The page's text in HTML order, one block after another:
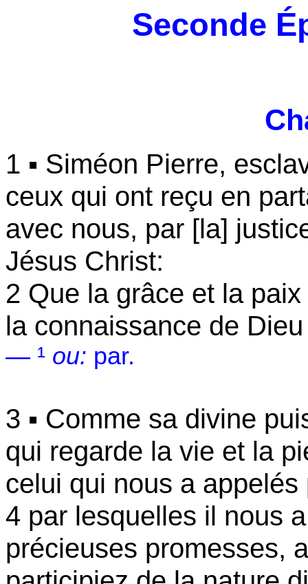
Seconde
1 ▪ Siméon Pierre,
ceux qui ont reçu en
avec nous, par [la]
Jésus Christ:
2 Que la grâce et la
la connaissance de
— ¹ ou: par.
3 ▪ Comme sa divine
qui regarde la vie et la
celui qui nous a
4 par lesquelles il nous
précieuses promesses,